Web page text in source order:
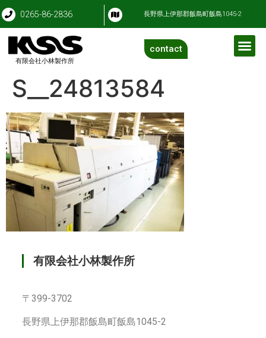
0265-86-2836 長野県上伊那郡飯島町飯島1045-2
有限会社小林製作所
contact
S__24813584
有限会社小林製作所
〒399-3702
長野県上伊那郡飯島町飯島1045-2